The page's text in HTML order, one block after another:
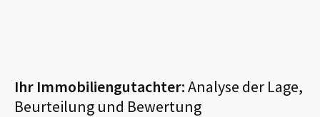
Ihr Immobiliengutachter:Analyse der Lage,
Beurteilung und Bewertung